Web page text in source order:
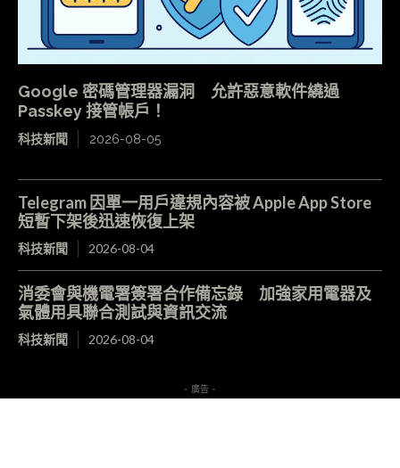
Google 密碼管理器漏洞 允許惡意軟件繞過
Passkey 接管帳戶！
科技新聞 2026-08-05
Telegram 因單一用戶違規內容被 Apple App Store
短暫下架後迅速恢復上架
科技新聞 2026-08-04
消委會與機電署簽署合作備忘錄 加強家用電器及
氣體用具聯合測試與資訊交流
科技新聞 2026-08-04
- 廣告 -